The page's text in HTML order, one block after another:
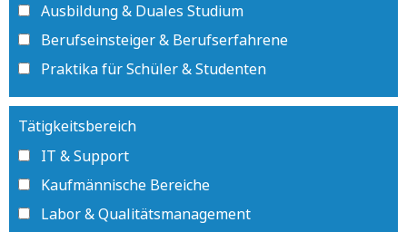
Ausbildung & Duales Studium
Berufseinsteiger & Berufserfahrene
Praktika für Schüler & Studenten
Tätigkeitsbereich
IT & Support
Kaufmännische Bereiche
Labor & Qualitätsmanagement